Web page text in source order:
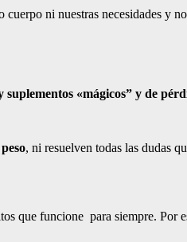
cuerpo ni nuestras necesidades y
«mágicos” y de
, ni resuelven todas las dudas
que funcione para siempre. Por